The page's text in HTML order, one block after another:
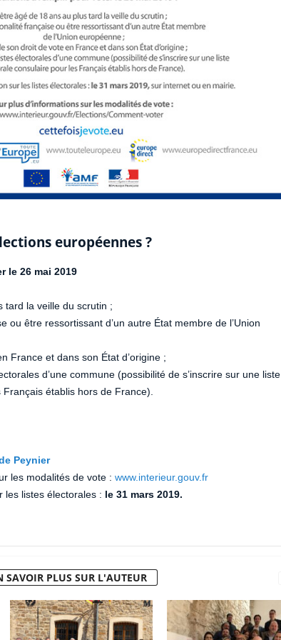
européennes ?
le 26 mai 2019
tard la veille du scrutin ;
ou être ressortissant d’un autre État membre de l’Union
France et dans son État d’origine ;
d’une commune (possibilité de s’inscrire sur une liste
établis hors de France).
Peynier
les modalités de vote : www.interieur.gouv.fr
les listes électorales : le 31 mars 2019.
SAVOIR PLUS SUR L'AUTEUR